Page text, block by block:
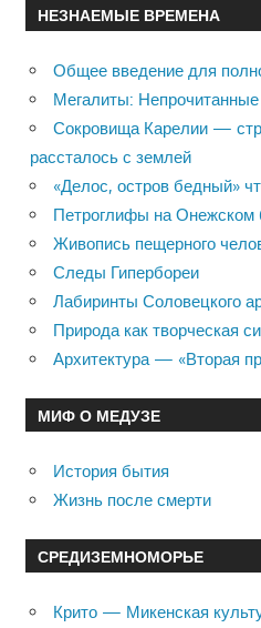
по
записям
НЕЗНАЕМЫЕ ВРЕМЕНА
Общее введение для
Мегалиты:
Сокровища Карелии —
рассталось с землей
«Делос, остров бедный»
Петроглифы на Онежском
Живопись пещерного
Следы Гипербореи
Лабиринты Соловецкого
Природа как творческая
Архитектура — «Вторая
МИФ О МЕДУЗЕ
История бытия
Жизнь после смерти
СРЕДИЗЕМНОМОРЬЕ
Крито — Микенская